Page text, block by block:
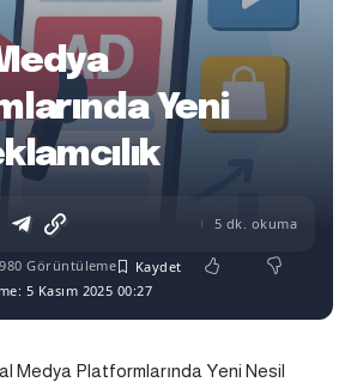
Yeni
5 Kasım 2025 00:27
980 Görüntüleme
5 dk. okuma
Medya Platformlarında Yeni Nesil